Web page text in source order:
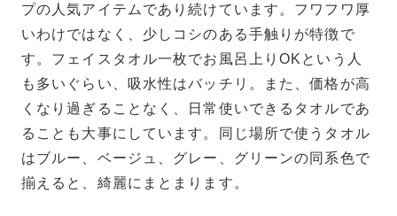
プの人気アイテムであり続けています。フワフワ厚
いわけではなく、少しコシのある手触りが特徴で
す。フェイスタオル一枚でお風呂上りOKという人
も多いぐらい、吸水性はバッチリ。また、価格が高
くなり過ぎることなく、日常使いできるタオルであ
ることも大事にしています。同じ場所で使うタオル
はブルー、ベージュ、グレー、グリーンの同系色で
揃えると、綺麗にまとまります。